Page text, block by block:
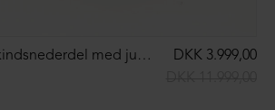
Ruskindsnederdel med justérbare remme
DKK 3.999,00